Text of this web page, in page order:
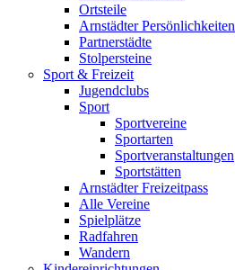
Ortsteile
Arnstädter Persönlichkeiten
Partnerstädte
Stolpersteine
Sport & Freizeit
Jugendclubs
Sport
Sportvereine
Sportarten
Sportveranstaltungen
Sportstätten
Arnstädter Freizeitpass
Alle Vereine
Spielplätze
Radfahren
Wandern